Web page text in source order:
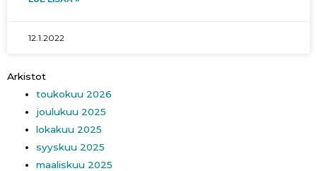
12.1.2022
Arkistot
toukokuu 2026
joulukuu 2025
lokakuu 2025
syyskuu 2025
maaliskuu 2025